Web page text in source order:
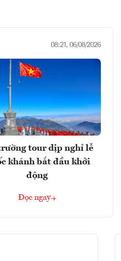
08:21, 06/08/2026
tour dịp nghỉ lễ
khánh bắt đầu khởi
động
Đọc ngay